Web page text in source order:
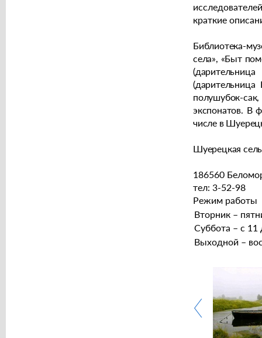
краткие
Библиотека-
села», «Быт
полушубок-
экспонатов. В
числе в
Шуерецкая
186560
тел: 3-52-98
Режим работы
Вторник –
Суббота – с 11
Выходной –